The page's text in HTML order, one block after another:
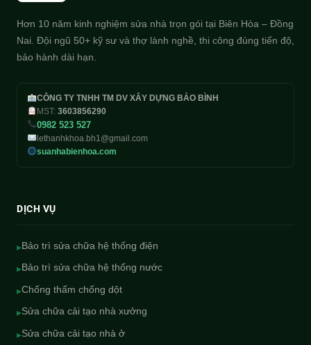
Hơn 10 năm kinh nghiệm sửa nhà trọn gói tại Biên Hòa – Đồng
Nai. Đội ngũ 50+ kỹ sư và thợ lành nghề, thi công đúng tiến độ,
bảo hành dài hạn.
CÔNG TY TNHH TM DV XÂY DỰNG BẢO BÌNH
MST: 3603856290
0982 523 527
lethanhkhoa.bh1@gmail.com
suanhabienhoa.com
DỊCH VỤ
▸Bảo trì sửa chữa hệ thống điện
▸Bảo trì sửa chữa hệ thống nước
▸Chống thấm chống dột
▸Sửa chữa cải tạo nhà xưởng
▸Sửa chữa cải tạo nhà ở